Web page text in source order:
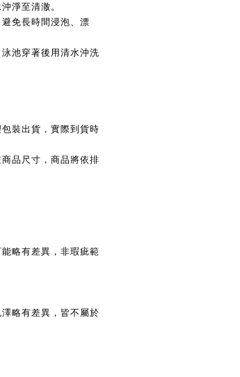
淨至清澈。
免長時間浸泡、漂
池穿著後用清水沖洗
裝出貨，實際到貨時
品尺寸，商品將依排
略有差異，非瑕疵範
略有差異，皆不屬於